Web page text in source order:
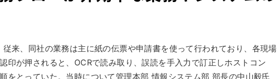
来、同社の業務は主に紙の伝票や申請書を使って行われており、各現場
印が押されると、OCRで読み取り、誤読を手入力で訂正しホストコン
をとっていた。当時について管理本部 情報システム部 部長の中山毅氏